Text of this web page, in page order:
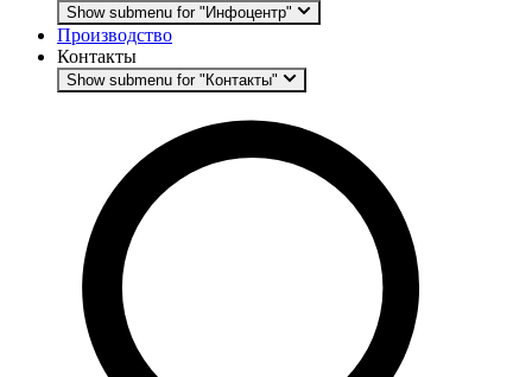
Show submenu for "Инфоцентр"
Производство
Контакты
Show submenu for "Контакты"